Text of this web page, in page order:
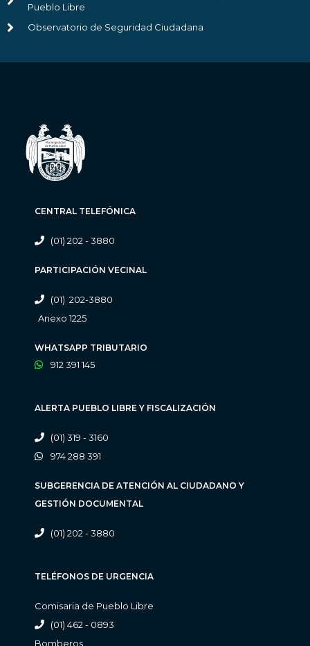
Pueblo Libre
Observatorio de Seguridad Ciudadana
CENTRAL TELEFÓNICA
(01) 202 - 3880
PARTICIPACIÓN VECINAL
(01) 202-3880
Anexo 1225
WHATSAPP TRIBUTARIO
912 391 145
ALERTA PUEBLO LIBRE Y FISCALIZACIÓN
(01) 319 - 3160
974 288 391
SUBGERENCIA DE ATENCIÓN AL CIUDADANO Y
GESTIÓN DOCUMENTAL
(01) 202 - 3880
TELÉFONOS DE URGENCIA
Comisaria de Pueblo Libre
(01) 462 - 0893
Bomberos